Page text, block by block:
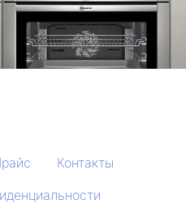
Контакты